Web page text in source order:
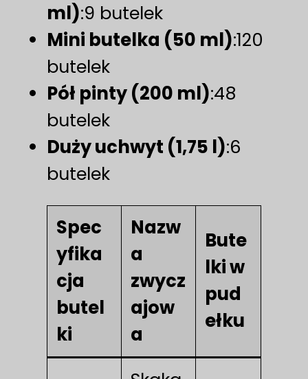
ml):9 butelek
Mini butelka (50 ml):120
butelek
Pół pinty (200 ml):48
butelek
Duży uchwyt (1,75 l):6
butelek
Spec
yfika
cja
butel
ki
Nazw
a
zwycz
ajow
a
Bute
lki w
pud
ełku